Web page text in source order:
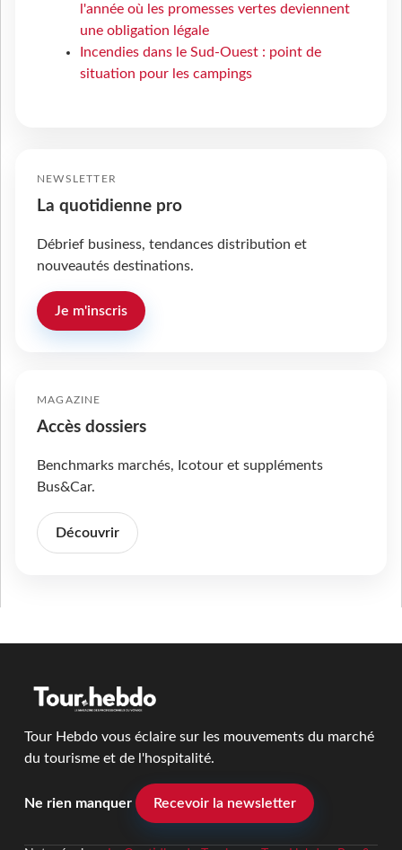
l'année où les promesses vertes deviennent
une obligation légale
Incendies dans le Sud-Ouest : point de
situation pour les campings
NEWSLETTER
La quotidienne pro
Débrief business, tendances distribution et
nouveautés destinations.
Je m'inscris
MAGAZINE
Accès dossiers
Benchmarks marchés, Icotour et suppléments
Bus&Car.
Découvrir
Tour Hebdo vous éclaire sur les mouvements du marché
du tourisme et de l'hospitalité.
Ne rien manquer Recevoir la newsletter